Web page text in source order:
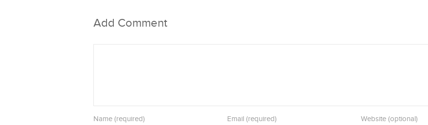
Add Comment
Name (required) Email (required) Website (optional)